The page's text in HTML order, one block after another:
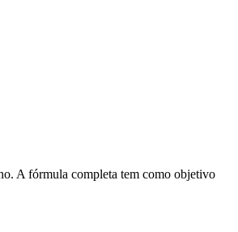
A fórmula completa tem como objetivo